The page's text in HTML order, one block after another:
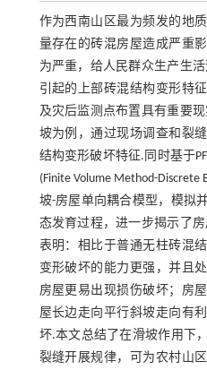
作为西南山区最为频发的地
量存在的砖混房屋造成严重
为严重，给人民群众生产生
引起的上部砖混结构变形特
及灾后监测点布置具有重要
坡为例，通过现场调查和裂
结构变形破坏特征.同时基于
(Finite Volume Method-Discrete
坡-房屋单向耦合模型，模拟
态发育过程，进一步揭示了
表明：相比于普通无柱砖混
变形破坏的能力更强，并且
房屋更易出现损伤破坏；房
屋长边走向平行斜坡走向有
坏.本文总结了在滑坡作用下
裂缝开展规律，可为农村山